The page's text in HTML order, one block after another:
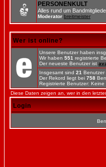
PERSONENKULT
Alles rund um
Moderator breitmeister
Wer ist online?
Unsere Benutzer haben
Wir haben 551 registrierte
Der neueste Benutzer ist
Insgesamt sind 21 Benutzer
Der Rekord liegt bei 758
Registrierte Benutzer: Keine
Diese Daten zeigen an, wer in den
Login